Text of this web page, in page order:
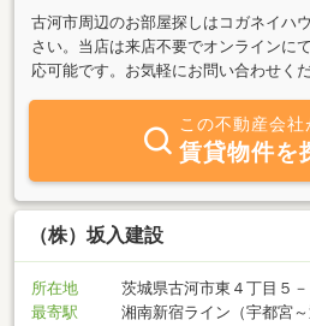
古河市周辺のお部屋探しはコガネイハ
さい。当店は来店不要でオンラインに
応可能です。お気軽にお問い合わせくだ
この不動産会社
賃貸物件を
（株）坂入建設
所在地
茨城県古河市東４丁目５－
最寄駅
湘南新宿ライン（宇都宮